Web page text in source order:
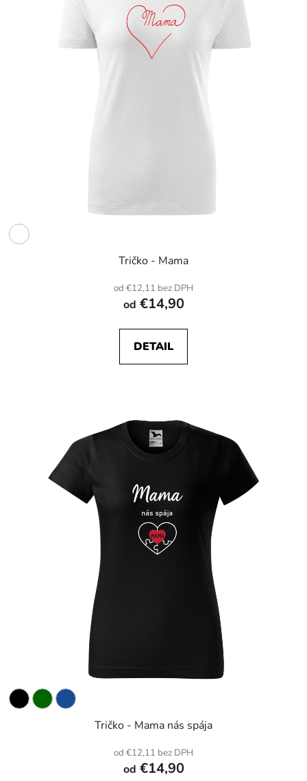
Tričko - Mama
od €12,11 bez DPH
od €14,90
DETAIL
Tričko - Mama nás spája
od €12,11 bez DPH
od €14,90